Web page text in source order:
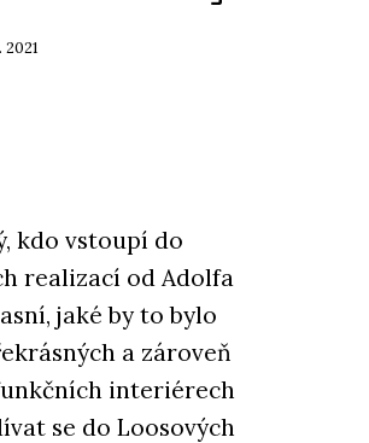
2021
kdo vstoupí do
realizací od Adolfa
jaké by to bylo
a zároveň
interiérech
se do Loosových